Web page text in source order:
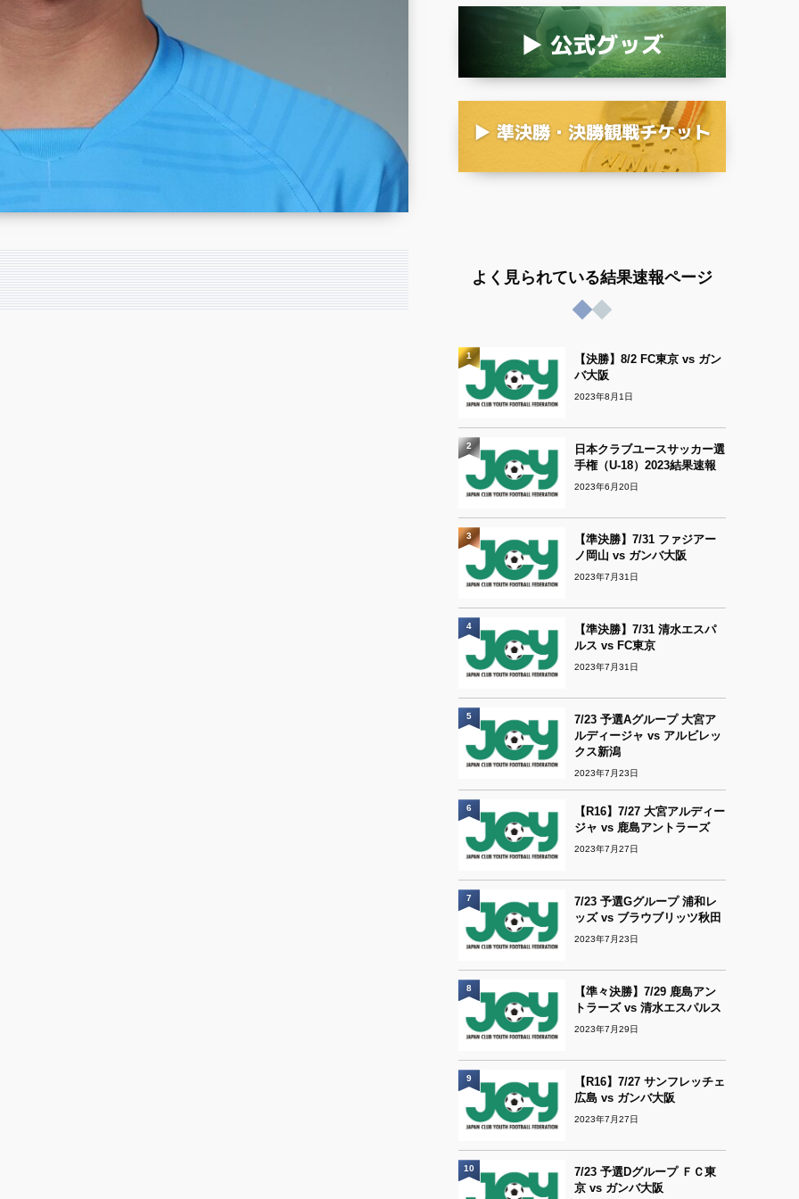
よく見られている結果速報ページ
【決勝】8/2 FC東京 vs ガン
バ大阪
2023年8月1日
1
日本クラブユースサッカー選
手権（U-18）2023結果速報
2023年6月20日
2
【準決勝】7/31 ファジアー
ノ岡山 vs ガンバ大阪
2023年7月31日
3
【準決勝】7/31 清水エスパ
ルス vs FC東京
2023年7月31日
4
7/23 予選Aグループ 大宮ア
ルディージャ vs アルビレッ
クス新潟
2023年7月23日
5
【R16】7/27 大宮アルディー
ジャ vs 鹿島アントラーズ
2023年7月27日
6
7/23 予選Gグループ 浦和レ
ッズ vs ブラウブリッツ秋田
2023年7月23日
7
【準々決勝】7/29 鹿島アン
トラーズ vs 清水エスパルス
2023年7月29日
8
【R16】7/27 サンフレッチェ
広島 vs ガンバ大阪
2023年7月27日
9
7/23 予選Dグループ ＦＣ東
京 vs ガンバ大阪
10